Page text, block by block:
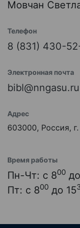
Мовчан
Телефон
8 (831) 430-
Электронная почта
bibl@nngasu.ru
Адрес
603000, Россия,
Время работы
Пн-Чт: с 800
Пт: с 800 до 15